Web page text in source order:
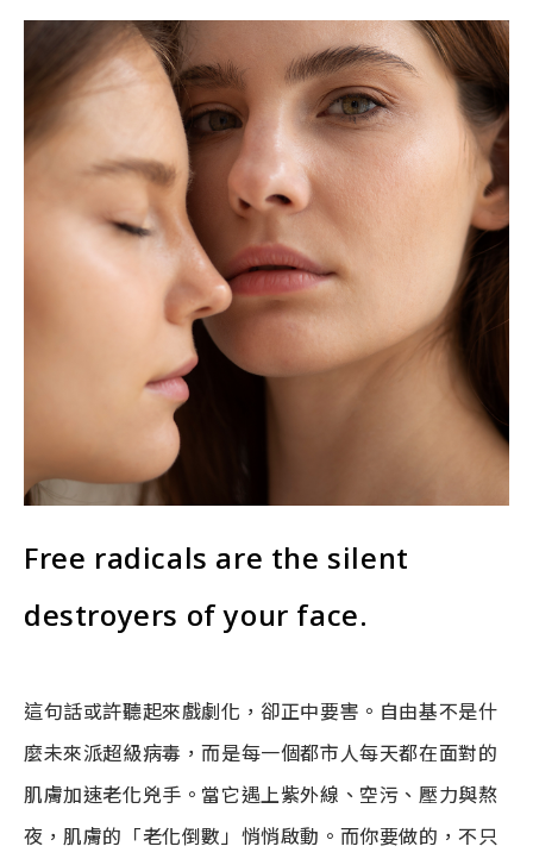
Free radicals are the silent
destroyers of your face.
這句話或許聽起來戲劇化，卻正中要害。自由基不是什
麼未來派超級病毒，而是每一個都市人每天都在面對的
肌膚加速老化兇手。當它遇上紫外線、空污、壓力與熬
夜，肌膚的「老化倒數」悄悄啟動。而你要做的，不只